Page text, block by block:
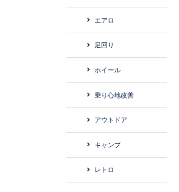
エアロ
足回り
ホイール
乗り心地改善
アウトドア
キャンプ
レトロ